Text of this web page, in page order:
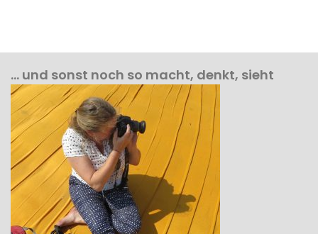
… und sonst noch so macht, denkt, sieht